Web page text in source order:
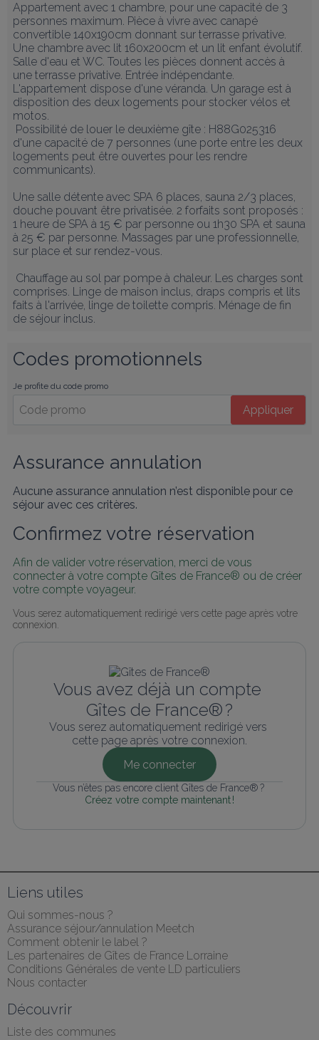
Appartement avec 1 chambre, pour une capacité de 3
personnes maximum. Pièce à vivre avec canapé
convertible 140x190cm donnant sur terrasse privative.
Une chambre avec lit 160x200cm et un lit enfant évolutif.
Salle d'eau et WC. Toutes les pièces donnent accès à
une terrasse privative. Entrée indépendante.
L'appartement dispose d'une véranda. Un garage est à
disposition des deux logements pour stocker vélos et
motos.
d'une capacité de 7 personnes (une porte entre les deux
logements peut être ouvertes pour les rendre
communicants).
Une salle détente avec SPA 6 places, sauna 2/3 places,
douche pouvant être privatisée. 2 forfaits sont proposés :
1 heure de SPA à 15 € par personne ou 1h30 SPA et sauna
à 25 € par personne. Massages par une professionnelle,
sur place et sur rendez-vous.
comprises. Linge de maison inclus, draps compris et lits
faits à l'arrivée, linge de toilette compris. Ménage de fin
de séjour inclus.
Codes promotionnels
Je profite du code promo
Appliquer
Assurance annulation
Aucune assurance annulation n’est disponible pour ce
séjour avec ces critères.
Confirmez votre réservation
Afin de valider votre réservation, merci de vous
connecter à votre compte Gîtes de France® ou de créer
votre compte voyageur.
Vous serez automatiquement redirigé vers cette page après votre
connexion.
Vous avez déjà un compte
Gîtes de France® ?
Vous serez automatiquement redirigé vers
cette page après votre connexion.
Me connecter
Vous n’êtes pas encore client Gîtes de France® ?
Créez votre compte maintenant !
Liens utiles
Qui sommes-nous ?
Assurance séjour/annulation Meetch
Comment obtenir le label ?
Les partenaires de Gîtes de France Lorraine
Conditions Générales de vente LD particuliers
Nous contacter
Découvrir
Liste des communes